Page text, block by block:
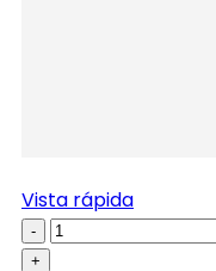
Vista rápida
-
+